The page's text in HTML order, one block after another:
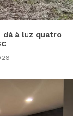
dá à luz quatro